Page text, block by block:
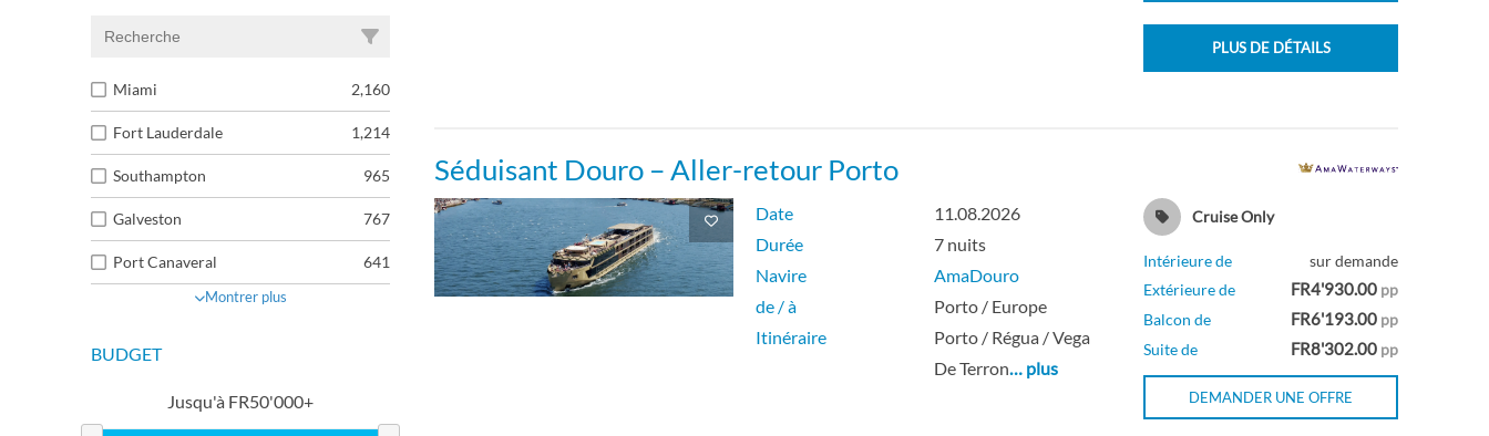
Miami 2,160
Fort Lauderdale 1,214
Southampton 965
Galveston 767
Port Canaveral 641
Montrer plus
BUDGET
Jusqu'à FR50'000+
PLUS DE DÉTAILS
Séduisant Douro – Aller-retour Porto
Date
11.08.2026
Durée
7 nuits
Navire
AmaDouro
de / à
Porto / Europe
Itinéraire
Porto / Régua / Vega
De Terron… plus
Cruise Only
Intérieure de
sur demande
Extérieure de
FR4'930.00 pp
Balcon de
FR6'193.00 pp
Suite de
FR8'302.00 pp
DEMANDER UNE OFFRE